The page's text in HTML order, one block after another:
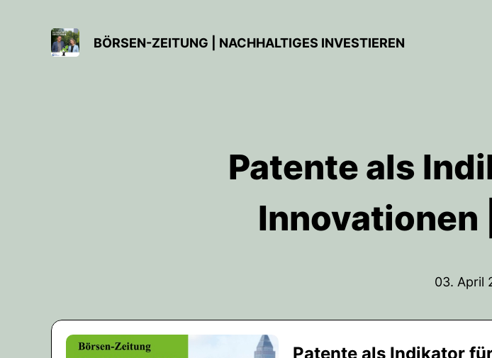
BÖRSEN-ZEITUNG | NACHHALTIGES INVESTIEREN
Patente als
Innovationen
03. April